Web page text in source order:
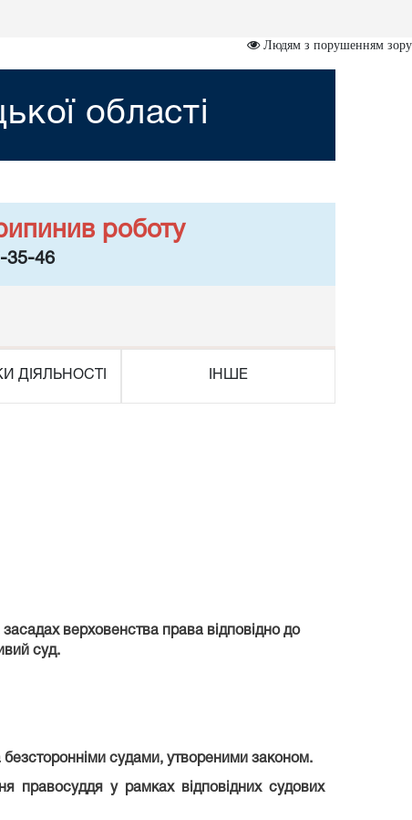
Людям з порушенням зору
області
роботу
35-46
ДІЯЛЬНОСТІ ІНШЕ
верховенства права відповідно до
суд.
безсторонніми судами, утвореними законом.
правосуддя у рамках відповідних судових